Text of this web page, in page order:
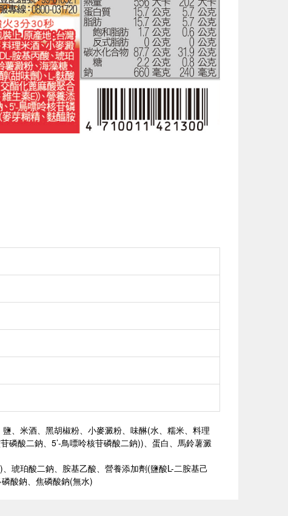
、米酒、黑胡椒粉、小麥澱粉、味醂(水、糯米、料理
磷酸二鈉、5’-鳥嘌呤核苷磷酸二鈉))、蛋白、馬鈴薯澱
琥珀酸二鈉、胺基乙酸、營養添加劑(鹽酸L-二胺基己
酸鈉、焦磷酸鈉(無水)